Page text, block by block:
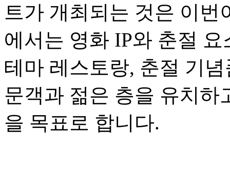
트가 개최되는 것은 이
에서는 영화 IP와 춘절
테마 레스토랑, 춘절 기
문객과 젊은 층을 유치하
을 목표로 합니다.